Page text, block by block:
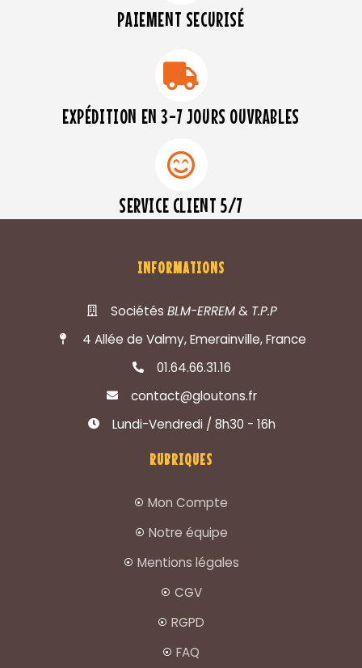
PAIEMENT SECURISÉ
EXPÉDITION EN 3-7 JOURS OUVRABLES
SERVICE CLIENT 5/7
INFORMATIONS
SociétésBLM-ERREM& T.P.P
4 Allée de Valmy, Emerainville, France
01.64.66.31.16
contact@gloutons.fr
Lundi-Vendredi / 8h30 - 16h
RUBRIQUES
Mon Compte
Notre équipe
Mentions légales
CGV
RGPD
FAQ